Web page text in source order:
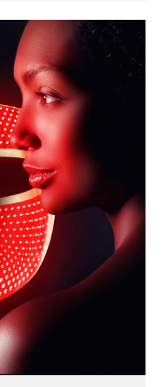
Entrega prevista8/11/26
Entrega prevista 8/11/26
Entrega prevista
Entrega prevista
Entrega prevista
Entrega prevista 8/16/26